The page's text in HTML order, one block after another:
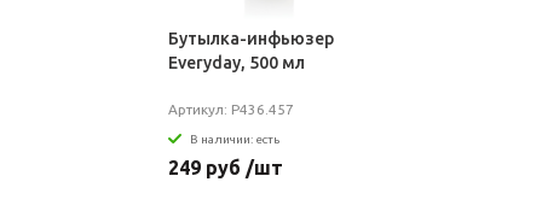
Бутылка-инфьюзер
Everyday, 500 мл
Артикул: P436.457
В наличии: есть
249 руб /шт